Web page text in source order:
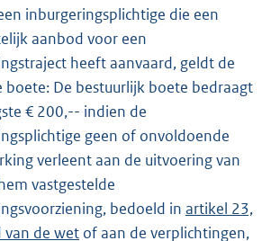
inburgeringsplichtige die een
aanbod voor een
heeft aanvaard, geldt de
boete: De bestuurlijk boete bedraagt
€ 200,-- indien de
geen of onvoldoende
verleent aan de uitvoering van
vastgestelde
bedoeld in artikel 23,
van de wet of aan de verplichtingen,